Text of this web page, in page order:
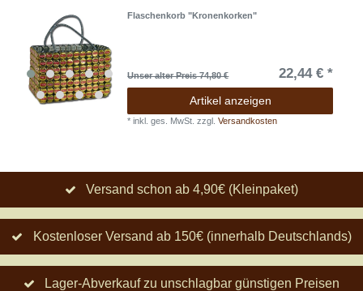
Flaschenkorb "Kronenkorken"
Unser alter Preis 74,80 € 22,44 € *
Artikel anzeigen
*inkl. ges. MwSt. zzgl.Versandkosten
Versand schon ab 4,90€ (Kleinpaket)
Kostenloser Versand ab 150€ (innerhalb Deutschlands)
Lager-Abverkauf zu unschlagbar günstigen Preisen